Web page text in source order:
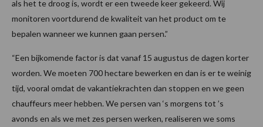
als het te droog is, wordt er een tweede keer gekeerd. Wij
monitoren voortdurend de kwaliteit van het product om te
bepalen wanneer we kunnen gaan persen.”
“Een bijkomende factor is dat vanaf 15 augustus de dagen korter
worden. We moeten 700 hectare bewerken en dan is er te weinig
tijd, vooral omdat de vakantiekrachten dan stoppen en we geen
chauffeurs meer hebben. We persen van ‘s morgens tot ’s
avonds en als we met zes persen werken, realiseren we soms